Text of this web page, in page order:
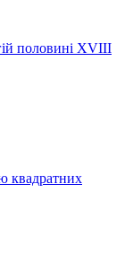
половині ХVIIІ
квадратних